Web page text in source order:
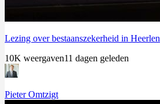
Lezing over bestaanszekerheid in Heerlen
10K weergaven11 dagen geleden
Pieter Omtzigt